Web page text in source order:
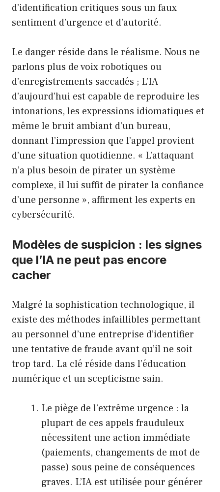
d’identification critiques sous un faux
sentiment d’urgence et d’autorité.
Le danger réside dans le réalisme. Nous ne
parlons plus de voix robotiques ou
d’enregistrements saccadés ; L’IA
d’aujourd’hui est capable de reproduire les
intonations, les expressions idiomatiques et
même le bruit ambiant d’un bureau,
donnant l’impression que l’appel provient
d’une situation quotidienne. « L’attaquant
n’a plus besoin de pirater un système
complexe, il lui suffit de pirater la confiance
d’une personne », affirment les experts en
cybersécurité.
Modèles de suspicion : les signes
que l’IA ne peut pas encore
cacher
Malgré la sophistication technologique, il
existe des méthodes infaillibles permettant
au personnel d’une entreprise d’identifier
une tentative de fraude avant qu’il ne soit
trop tard. La clé réside dans l’éducation
numérique et un scepticisme sain.
Le piège de l’extrême urgence : la
plupart de ces appels frauduleux
nécessitent une action immédiate
(paiements, changements de mot de
passe) sous peine de conséquences
graves. L’IA est utilisée pour générer